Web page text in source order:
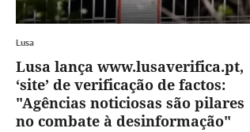
Lusa
Lusa lança www.lusaverifica.pt,
‘site’ de verificação de factos:
"Agências noticiosas são pilares
no combate à desinformação"